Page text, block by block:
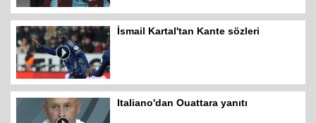
İsmail Kartal'tan Kante sözleri
Italiano'dan Ouattara yanıtı